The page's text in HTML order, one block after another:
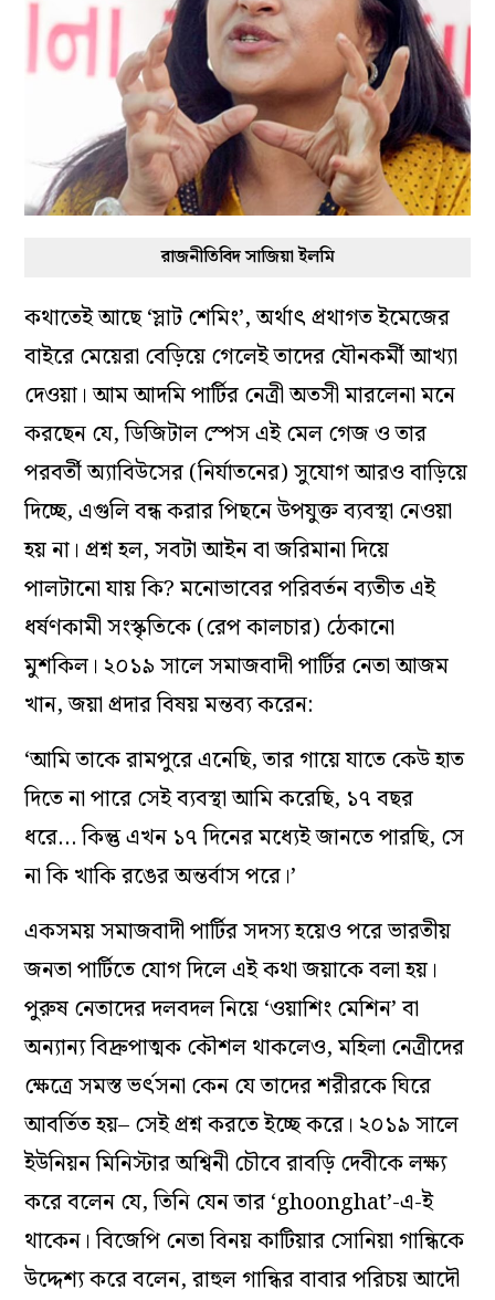
রাজনীতিবিদ সাজিয়া ইলমি
কথাতেই আছে ‘স্লাট শেমিং’, অর্থাৎ প্রথাগত ইমেজের
বাইরে মেয়েরা বেড়িয়ে গেলেই তাদের যৌনকর্মী আখ্যা
দেওয়া। আম আদমি পার্টির নেত্রী অতসী মারলেনা মনে
করছেন যে, ডিজিটাল স্পেস এই মেল গেজ ও তার
পরবর্তী অ্যাবিউসের (নির্যাতনের) সুযোগ আরও বাড়িয়ে
দিচ্ছে, এগুলি বন্ধ করার পিছনে উপযুক্ত ব্যবস্থা নেওয়া
হয় না। প্রশ্ন হল, সবটা আইন বা জরিমানা দিয়ে
পালটানো যায় কি? মনোভাবের পরিবর্তন ব্যতীত এই
ধর্ষণকামী সংস্কৃতিকে (রেপ কালচার) ঠেকানো
মুশকিল। ২০১৯ সালে সমাজবাদী পার্টির নেতা আজম
খান, জয়া প্রদার বিষয় মন্তব্য করেন:
‘আমি তাকে রামপুরে এনেছি, তার গায়ে যাতে কেউ হাত
দিতে না পারে সেই ব্যবস্থা আমি করেছি, ১৭ বছর
ধরে… কিন্তু এখন ১৭ দিনের মধ্যেই জানতে পারছি, সে
না কি খাকি রঙের অন্তর্বাস পরে।’
একসময় সমাজবাদী পার্টির সদস্য হয়েও পরে ভারতীয়
জনতা পার্টিতে যোগ দিলে এই কথা জয়াকে বলা হয়।
পুরুষ নেতাদের দলবদল নিয়ে ‘ওয়াশিং মেশিন’ বা
অন্যান্য বিদ্রুপাত্মক কৌশল থাকলেও, মহিলা নেত্রীদের
ক্ষেত্রে সমস্ত ভর্ৎসনা কেন যে তাদের শরীরকে ঘিরে
আবর্তিত হয়– সেই প্রশ্ন করতে ইচ্ছে করে। ২০১৯ সালে
ইউনিয়ন মিনিস্টার অশ্বিনী চৌবে রাবড়ি দেবীকে লক্ষ্য
করে বলেন যে, তিনি যেন তার ‘ghoonghat’-এ-ই
থাকেন। বিজেপি নেতা বিনয় কাটিয়ার সোনিয়া গান্ধিকে
উদ্দেশ্য করে বলেন, রাহুল গান্ধির বাবার পরিচয় আদৌ